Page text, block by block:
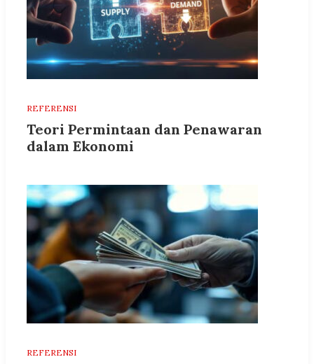
REFERENSI
Teori Permintaan dan Penawaran
dalam Ekonomi
REFERENSI